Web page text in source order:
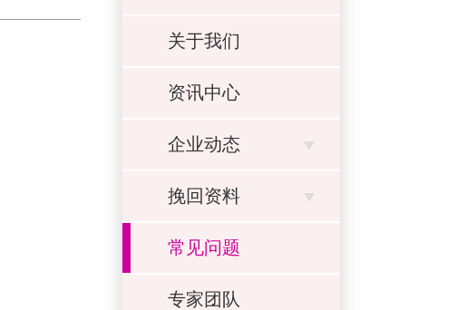
关于我们
资讯中心
企业动态
挽回资料
常见问题
专家团队